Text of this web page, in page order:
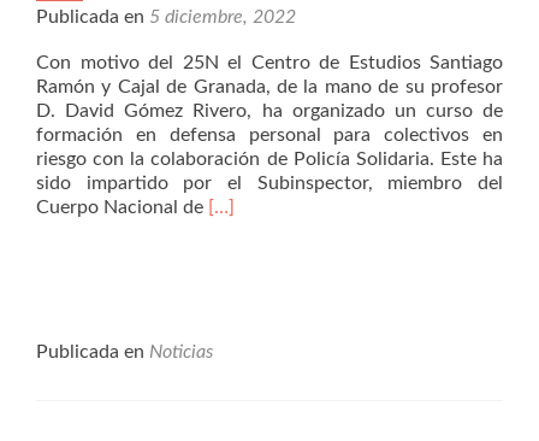
Publicada en 5 diciembre, 2022
Con motivo del 25N el Centro de Estudios Santiago
Ramón y Cajal de Granada, de la mano de su profesor
D. David Gómez Rivero, ha organizado un curso de
formación en defensa personal para colectivos en
riesgo con la colaboración de Policía Solidaria. Este ha
sido impartido por el Subinspector, miembro del
Cuerpo Nacional de Leer
RIESGO
[…]
Publicada en Noticias